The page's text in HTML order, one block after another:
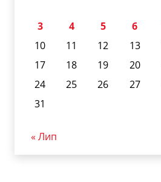
3
4 5 6
10
11 12 13
17
18 19 20
24
25 26 27
31
« Лип